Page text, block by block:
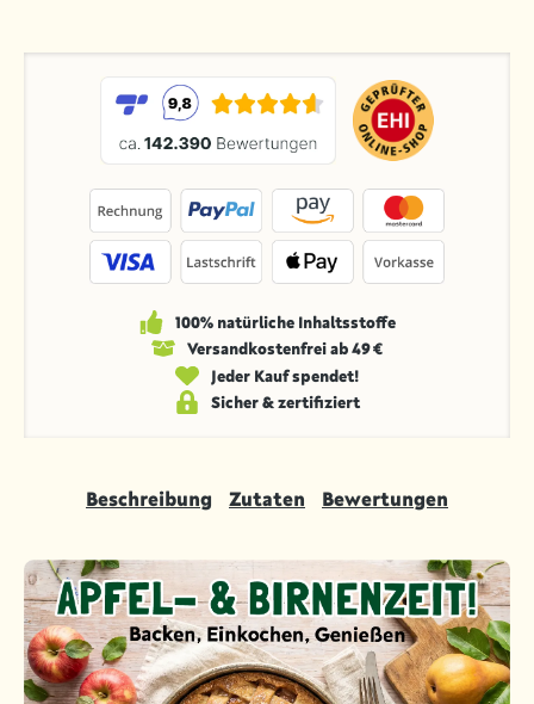
100% natürliche Inhaltsstoffe
Versandkosten­frei ab 49 €
Jeder Kauf spendet!
Sicher & zertifiziert
Beschreibung Zutaten Bewertungen